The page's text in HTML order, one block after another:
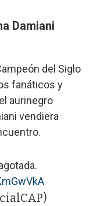
Damiani
del Siglo
fanáticos y
aurinegro
vendiera